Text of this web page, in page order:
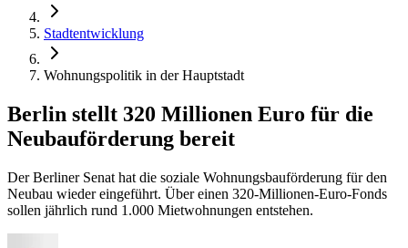
Stadtentwicklung
Wohnungspolitik in der Hauptstadt
Berlin stellt 320 Millionen Euro für die
Neubauförderung bereit
Der Berliner Senat hat die soziale Wohnungsbauförderung für den
Neubau wieder eingeführt. Über einen 320-Millionen-Euro-Fonds
sollen jährlich rund 1.000 Mietwohnungen entstehen.